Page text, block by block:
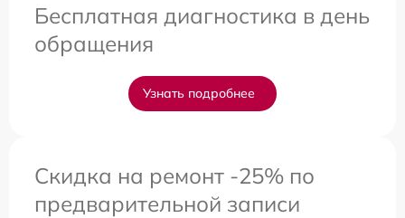
Бесплатная диагностика в день
обращения
Узнать подробнее
Скидка на ремонт -25% по
предварительной записи